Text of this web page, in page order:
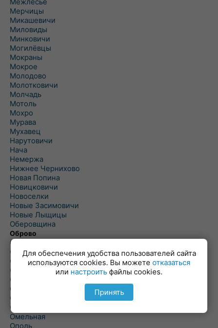
Мерчицы
Микашевичи
Миловиды
Минковичи
Могилёвцы
Мокраны
Мокрое
Молодово
Молотковичи
Молчадь
Мотоль
Мохро
Мурава
Мухавец
Нарутовичи
Нача
Немержа
Нижнее Чернихово
Новая Попина
Новицковичи
Новоселки
Новые Засимовичи
Новые Лыщицы
Оберовщина
Оброво
Огаревичи
Одрижин
Оздамичи
Озяты
Олтуш
Ольманы
Ольпень
Ольшаны
Омельная
Ополь
Для обеспечения удобства пользователей сайта
используются cookies. Вы можете отказаться
или настроить файлы cookies.
Принять